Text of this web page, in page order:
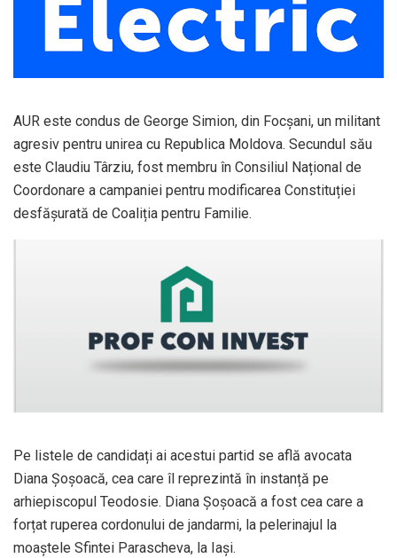
AUR este condus de George Simion, din Focșani, un militant
agresiv pentru unirea cu Republica Moldova. Secundul său
este Claudiu Târziu, fost membru în Consiliul Național de
Coordonare a campaniei pentru modificarea Constituției
desfășurată de Coaliția pentru Familie.
Pe listele de candidați ai acestui partid se află avocata
Diana Șoșoacă, cea care îl reprezintă în instanță pe
arhiepiscopul Teodosie. Diana Șoșoacă a fost cea care a
forțat ruperea cordonului de jandarmi, la pelerinajul la
moaștele Sfintei Parascheva, la Iași.